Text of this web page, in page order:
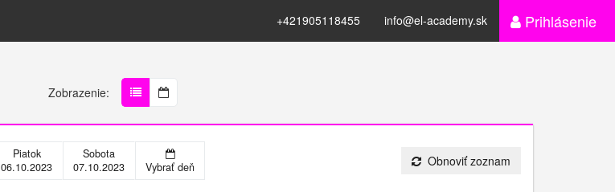
Prihlásenie
+421905118455 info@el-academy.sk
Zobrazenie:
Piatok
06.10.2023
Sobota
07.10.2023
Vybrať deň Obnoviť zoznam